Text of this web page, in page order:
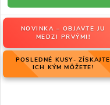
NOVINKA – OBJAVTE JU
MEDZI PRVÝMI!
POSLEDNÉ KUSY- ZÍSKAJTE
ICH KÝM MÔŽETE!